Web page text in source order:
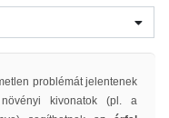
problémát jelentenek
kivonatok (pl. a